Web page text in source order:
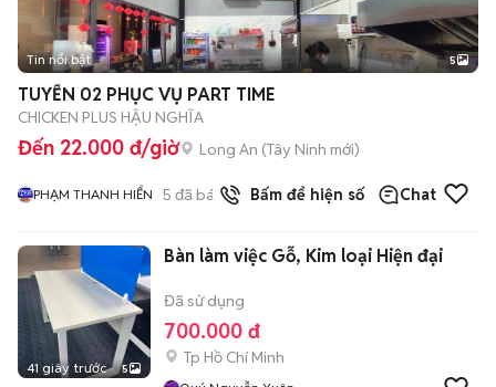
Tin nổi bật 5
TUYỂN 02 PHỤC VỤ PART TIME
CHICKEN PLUS HẬU NGHĨA
Đến 22.000 đ/giờ Long An (Tây Ninh mới)
PHẠM THANH HIỂN 5 đã bán Bấm để hiện số Chat
41 giây trước 5
Bàn làm việc Gỗ, Kim loại Hiện đại
Đã sử dụng
700.000 đ
Tp Hồ Chí Minh